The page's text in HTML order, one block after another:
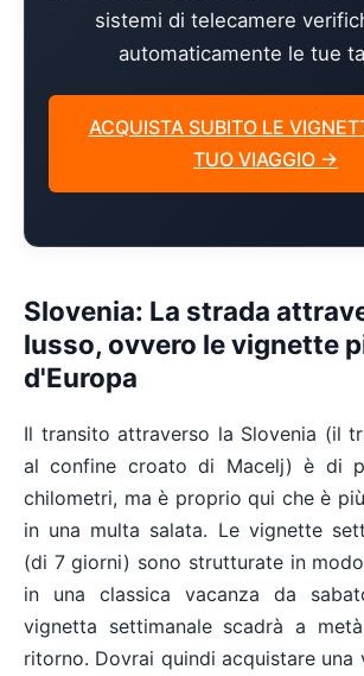
sistemi di telecamere
automaticamente le tue
ACQUISTA SUBITO LE
TUO VIAGGIO →
Slovenia: La strada
lusso, ovvero le vignette
d'Europa
Il transito attraverso la Slovenia (il
al confine croato di Macelj) è di
chilometri, ma è proprio qui che è
in una multa salata. Le vignette
(di 7 giorni) sono strutturate in
in una classica vacanza da
vignetta settimanale scadrà a
ritorno. Dovrai quindi acquistare una